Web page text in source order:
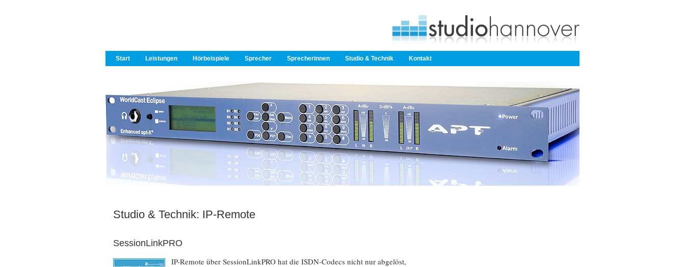
Start Leistungen Hörbeispiele Sprecher Sprecherinnen Studio & Technik Kontakt
Studio & Technik: IP-Remote
SessionLinkPRO
IP-Remote über SessionLinkPRO hat die ISDN-Codecs nicht nur abgelöst,